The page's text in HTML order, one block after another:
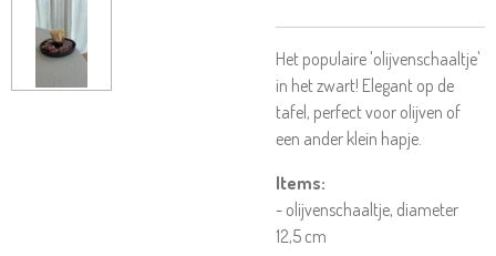
Het populaire 'olijvenschaaltje'
in het zwart! Elegant op de
tafel, perfect voor olijven of
een ander klein hapje.
Items:
- olijvenschaaltje, diameter
12,5 cm